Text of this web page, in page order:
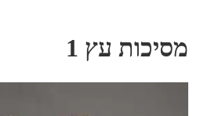
מסיכות עץ 1